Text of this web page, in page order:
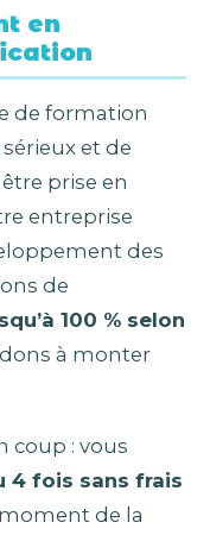
en
de formation
et de
prise en
entreprise
des
de
100 % selon
à monter
coup : vous
4 fois sans frais
de la